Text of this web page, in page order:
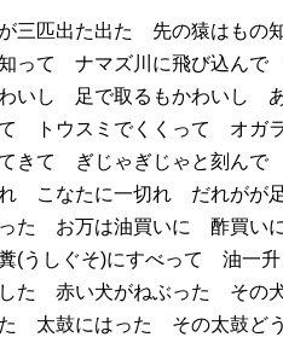
三匹出た出た 先の猿はもの
って ナマズ川に飛び込んで
いし 足で取るもかわいし
トウスミでくくって オガ
きて ぎじゃぎじゃと刻んで
れ こなたに一切れ だれがが
った お万は油買いに 酢買い
(うしぐそ)にすべって 油一升
た 赤い犬がねぶった その
太鼓にはった その太鼓ど